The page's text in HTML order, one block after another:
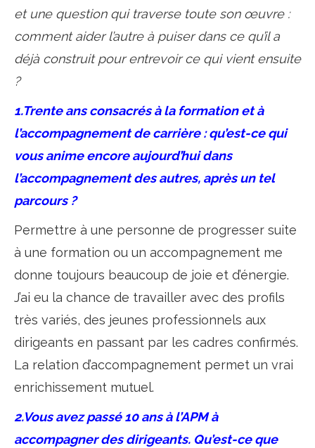
et une question qui traverse toute son œuvre :
comment aider l’autre à puiser dans ce qu’il a
déjà construit pour entrevoir ce qui vient ensuite
?
1.Trente ans consacrés à la formation et à
l’accompagnement de carrière : qu’est-ce qui
vous anime encore aujourd’hui dans
l’accompagnement des autres, après un tel
parcours ?
Permettre à une personne de progresser suite
à une formation ou un accompagnement me
donne toujours beaucoup de joie et d’énergie.
J’ai eu la chance de travailler avec des profils
très variés, des jeunes professionnels aux
dirigeants en passant par les cadres confirmés.
La relation d’accompagnement permet un vrai
enrichissement mutuel.
2.Vous avez passé 10 ans à l’APM à
accompagner des dirigeants. Qu’est-ce que